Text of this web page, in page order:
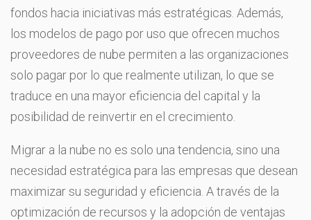
fondos hacia iniciativas más estratégicas. Además,
los modelos de pago por uso que ofrecen muchos
proveedores de nube permiten a las organizaciones
solo pagar por lo que realmente utilizan, lo que se
traduce en una mayor eficiencia del capital y la
posibilidad de reinvertir en el crecimiento.
Migrar a la nube no es solo una tendencia, sino una
necesidad estratégica para las empresas que desean
maximizar su seguridad y eficiencia. A través de la
optimización de recursos y la adopción de ventajas